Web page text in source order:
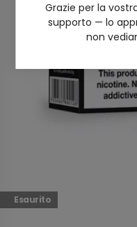
Grazie per la
supporto — lo
non
Esaurito